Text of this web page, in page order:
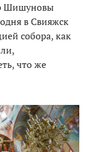
Шишуновы
в Свияжск
собора, как
что же